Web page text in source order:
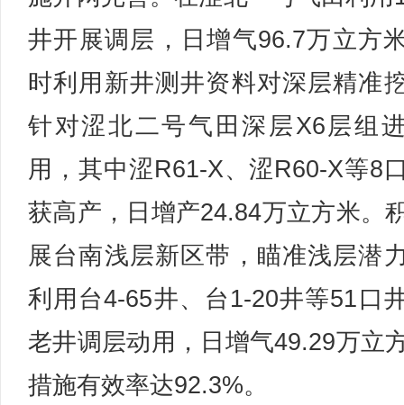
井开展调层，日增气96.7万立方
时利用新井测井资料对深层精准
针对涩北二号气田深层X6层组
用，其中涩R61-X、涩R60-X等8
获高产，日增产24.84万立方米。
展台南浅层新区带，瞄准浅层潜
利用台4-65井、台1-20井等51口
老井调层动用，日增气49.29万立
措施有效率达92.3%。